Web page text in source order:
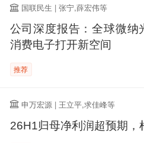
国联民生 | 张宁,薛宏伟等
公司深度报告：全球微纳
消费电子打开新空间
推荐
申万宏源 | 王立平,求佳峰等
26H1归母净利润超预期，